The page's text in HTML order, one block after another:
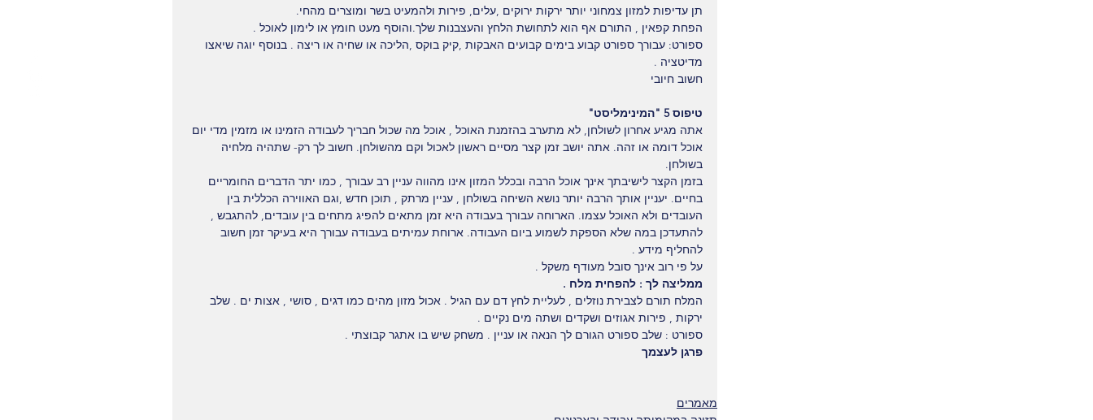
תן עדיפות למזון צמחוני יותר ירקות ירוקים ,עלים, פירות ולהמעיט בשר ומוצרים מהחי.
הפחת קפאין , התורם אף הוא לתחושת הלחץ והעצבנות שלך.והוסף מעט חומץ או לימון לאוכל .
ספורט: עבורך ספורט קבוע בימים קבועים האבקות ,קיק בוקס ,הליכה או שחיה או ריצה . בנוסף יוגה שיאצו
מדיטציה .
חשוב חיובי
טיפוס 5 "המינימליסט"
אתה מגיע אחרון לשולחן, לא מתערב בהזמנת האוכל , אוכל מה שכול חבריך לעבודה הזמינו או מזמין מדי יום
אוכל דומה או זהה. אתה יושב זמן קצר מסיים ראשון לאכול וקם מהשולחן. חשוב לך רק- שתהיה מלחיה
בשולחן.
בזמן הקצר לישיבתך אינך אוכל הרבה ובכלל המזון אינו מהווה עניין רב עבורך , כמו יתר הדברים החומריים
בחיים. יעניין אותך הרבה יותר נושא השיחה בשולחן , עניין מרתק , תוכן חדש ,וגם האווירה הכללית בין
העובדים ולא האוכל עצמו. הארוחה עבורך בעבודה היא זמן מתאים להפיג מתחים בין עובדים, להתגבש ,
להתעדכן במה שלא הספקת לשמוע ביום העבודה. ארוחת עמיתים בעבודה עבורך היא בעיקר זמן חשוב
להחליף מידע .
על פי רוב אינך סובל מעודף משקל .
ממליצה לך : להפחית מלח .
המלח תורם לצבירת נוזלים , לעליית לחץ דם עם הגיל . אכול מזון מהים כמו דגים , סושי , אצות ים . שלב
ירקות , פירות אגוזים ושקדים ושתה מים נקיים .
ספורט : שלב ספורט הגורם לך הנאה או עניין . משחק שיש בו אתגר קבוצתי .
פרגן לעצמך
מאמרים